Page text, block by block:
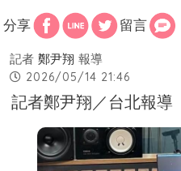
分享 留言
記者 鄭尹翔 報導
2026/05/14 21:46
記者鄭尹翔／台北報導